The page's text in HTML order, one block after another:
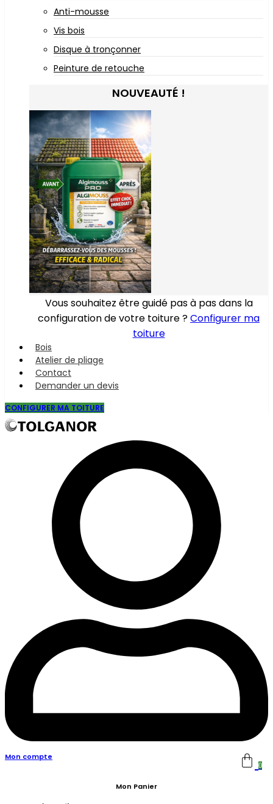
Anti-mousse
Vis bois
Disque à tronçonner
Peinture de retouche
NOUVEAUTÉ !
Vous souhaitez être guidé pas à pas dans la
configuration de votre toiture ?Configurer ma
toiture
Bois
Atelier de pliage
Contact
Demander un devis
CONFIGURER MA TOITURE
Mon compte
0
Mon Panier